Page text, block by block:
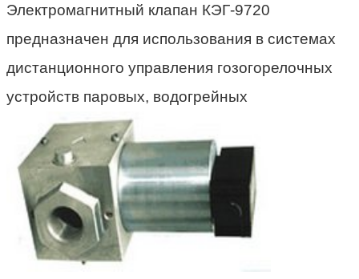
Электромагнитный клапан КЭГ-9720
предназначен для использования в системах
дистанционного управления гозогорелочных
устройств паровых, водогрейных